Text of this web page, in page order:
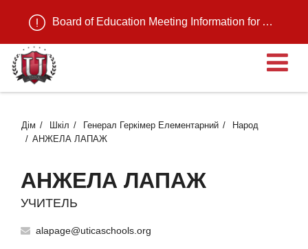
Board of Education Meeting Information for August 11, 2026
Дім Шкіл Генерал Геркімер Елементарний
Народ
АНЖЕЛА ЛАПАЖ
АНЖЕЛА ЛАПАЖ
УЧИТЕЛЬ
alapage@uticaschools.org